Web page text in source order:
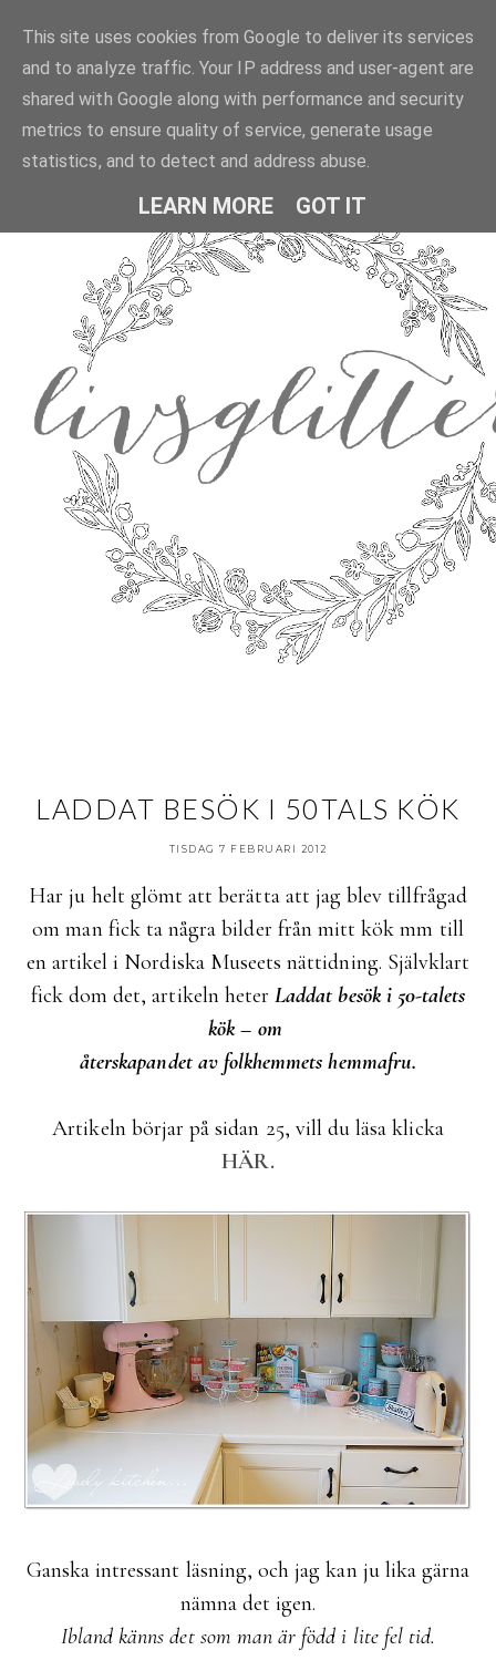
LADDAT BESÖK I 50TALS KÖK
TISDAG 7 FEBRUARI 2012
Har ju helt glömt att berätta att jag blev tillfrågad
om man fick ta några bilder från mitt kök mm till
en artikel i Nordiska Museets nättidning. Självklart
fick dom det, artikeln heterLaddat besök i 50-talets
kök – om
återskapandet av folkhemmets hemmafru.
Artikeln börjar på sidan 25, vill du läsa klicka
HÄR.
Ganska intressant läsning, och jag kan ju lika gärna
nämna det igen.
Ibland känns det som man är född i lite fel tid.
This site uses cookies from Google to deliver its services
and to analyze traffic. Your IP address and user-agent are
shared with Google along with performance and security
metrics to ensure quality of service, generate usage
statistics, and to detect and address abuse.
LEARN MORE GOT IT